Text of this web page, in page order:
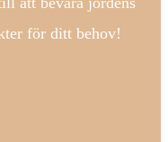
för ditt behov!